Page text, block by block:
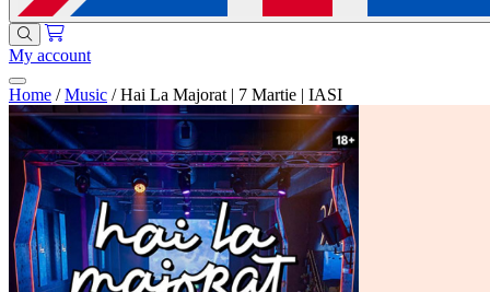
My account
Home / Music / Hai La Majorat | 7 Martie | IASI